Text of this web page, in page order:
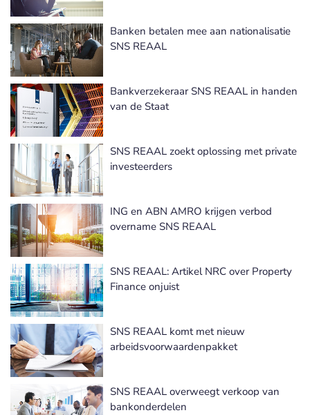
Banken betalen mee aan nationalisatie
SNS REAAL
Bankverzekeraar SNS REAAL in handen
van de Staat
SNS REAAL zoekt oplossing met private
investeerders
ING en ABN AMRO krijgen verbod
overname SNS REAAL
SNS REAAL: Artikel NRC over Property
Finance onjuist
SNS REAAL komt met nieuw
arbeidsvoorwaardenpakket
SNS REAAL overweegt verkoop van
bankonderdelen